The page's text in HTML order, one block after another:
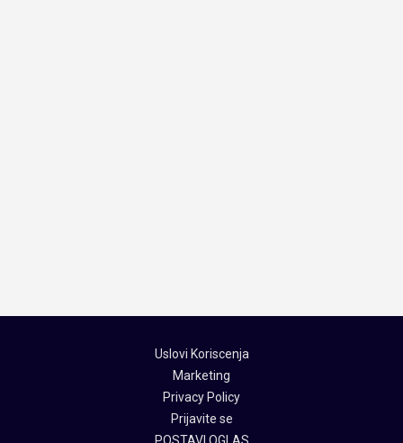
Uslovi Koriscenja
Marketing
Privacy Policy
Prijavite se